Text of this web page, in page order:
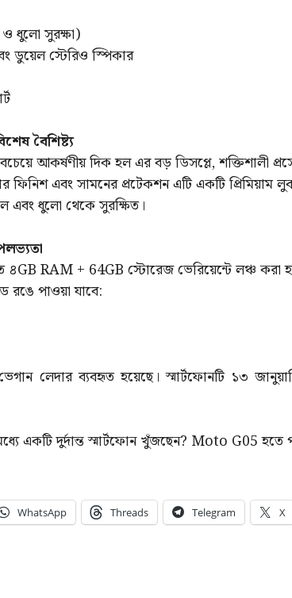
ধুলো সুরক্ষা)
ডুয়েল স্টেরিও স্পিকার
বৈশিষ্ট্য
আকর্ষণীয় দিক হল এর বড় ডিসপ্লে, শক্তিশালী
ফিনিশ এবং সামনের প্রটেকশন এটি একটি প্রিমিয়াম
এবং ধুলো থেকে সুরক্ষিত।
RAM + 64GB স্টোরেজ ভেরিয়েন্টে লঞ্চ করা
রঙে পাওয়া যাবে:
লেদার ব্যবহৃত হয়েছে। স্মার্টফোনটি ১৩
একটি দুর্দান্ত স্মার্টফোন খুঁজছেন? Moto G05
WhatsApp Threads Telegram X